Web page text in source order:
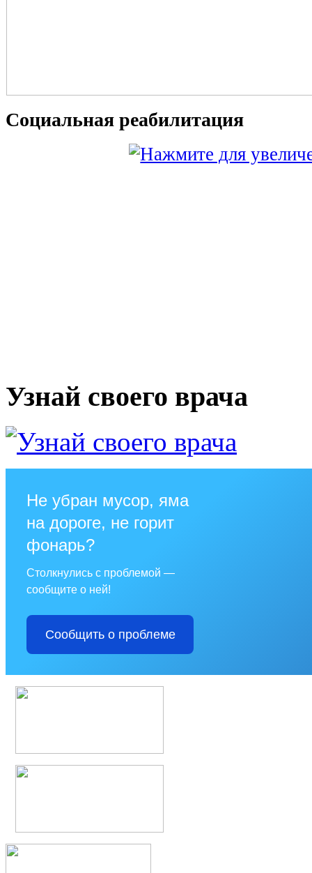
Социальная реабилитация
Узнай своего врача
Не убран мусор, яма
на дороге, не горит
фонарь?
Столкнулись с проблемой —
сообщите о ней!
Сообщить о проблеме